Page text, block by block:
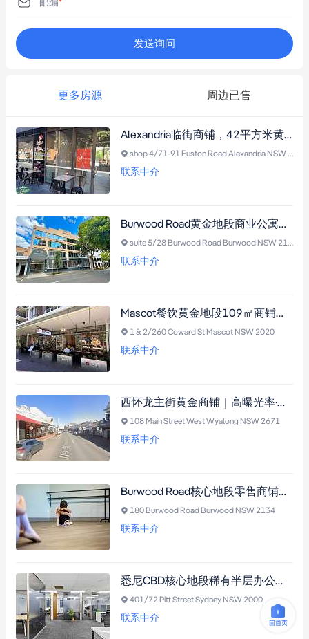
发送询问
更多房源 周边已售
Alexandria临街商铺，42平方米黄金转角位，带车位及餐饮设施，投资自用皆宜
shop 4/71-91 Euston Road Alexandria NSW 2015
联系中介
Burwood Road黄金地段商业公寓，双车位产权，60平米灵活空间，毗邻Westfield购物中心，投资自用两宜
suite 5/28 Burwood Road Burwood NSW 2134
联系中介
Mascot餐饮黄金地段109㎡商铺，带租约，高回报投资首选
1 & 2/260 Coward St Mascot NSW 2020
联系中介
西怀龙主街黄金商铺｜高曝光率·客流稳定·可带生意出售
108 Main Street West Wyalong NSW 2671
联系中介
Burwood Road核心地段零售商铺，稳定租约，临近地铁站，投资潜力巨大
180 Burwood Road Burwood NSW 2134
联系中介
悉尼CBD核心地段稀有半层办公空间，投资价值卓越，交通便利，潜力无限
401/72 Pitt Street Sydney NSW 2000
联系中介